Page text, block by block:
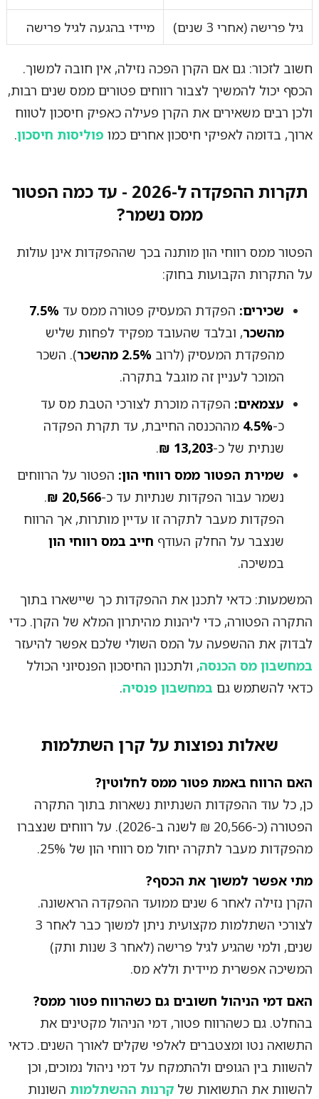
גיל פרישה (אחרי 3 שנים) מיידי בהגעה לגיל פרישה
חשוב לזכור: גם אם הקרן הפכה נזילה, אין חובה למשוך.
הכסף יכול להמשיך לצבור רווחים פטורים ממס שנים רבות,
ולכן רבים משאירים את הקרן פעילה כאפיק חיסכון לטווח
ארוך, בדומה לאפיקי חיסכון אחרים כמו פוליסות חיסכון.
תקרות ההפקדה ל-2026 - עד כמה הפטור
ממס נשמר?
הפטור ממס רווחי הון מותנה בכך שההפקדות אינן עולות
על התקרות הקבועות בחוק:
שכירים: הפקדת המעסיק פטורה ממס עד 7.5%
מהשכר, ובלבד שהעובד מפקיד לפחות שליש
מהפקדת המעסיק (לרוב 2.5% מהשכר
). השכר
המוכר לעניין זה מוגבל בתקרה.
עצמאים: הפקדה מוכרת לצורכי הטבת מס עד
כ-4.5% מההכנסה החייבת, עד תקרת הפקדה
שנתית של כ-13,203 ₪
.
שמירת הפטור ממס רווחי הון: הפטור על הרווחים
נשמר עבור הפקדות שנתיות עד כ-20,566 ₪
.
הפקדות מעבר לתקרה זו עדיין מותרות, אך הרווח
שנצבר על החלק העודף חייב במס רווחי הון
במשיכה.
המשמעות: כדאי לתכנן את ההפקדות כך שיישארו בתוך
התקרה הפטורה, כדי ליהנות מהיתרון המלא של הקרן. כדי
לבדוק את ההשפעה על המס השולי שלכם אפשר להיעזר
במחשבון מס הכנסה, ולתכנון החיסכון הפנסיוני הכולל
כדאי להשתמש גם במחשבון פנסיה.
שאלות נפוצות על קרן השתלמות
האם הרווח באמת פטור ממס לחלוטין?
כן, כל עוד ההפקדות השנתיות נשארות בתוך התקרה
הפטורה (כ-20,566 ₪ לשנה ב-2026). על רווחים שנצברו
מהפקדות מעבר לתקרה יחול מס רווחי הון של 25%.
מתי אפשר למשוך את הכסף?
הקרן נזילה לאחר 6 שנים ממועד ההפקדה הראשונה.
לצורכי השתלמות מקצועית ניתן למשוך כבר לאחר 3
שנים, ולמי שהגיע לגיל פרישה (לאחר 3 שנות ותק)
המשיכה אפשרית מיידית וללא מס.
האם דמי הניהול חשובים גם כשהרווח פטור ממס?
בהחלט. גם כשהרווח פטור, דמי הניהול מקטינים את
התשואה נטו ומצטברים לאלפי שקלים לאורך השנים. כדאי
להשוות בין הגופים ולהתמקח על דמי ניהול נמוכים, וכן
להשוות את התשואות של קרנות ההשתלמות השונות